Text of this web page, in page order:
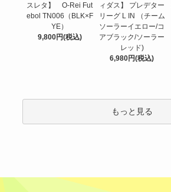
スレタ】 O-Rei Fut
ebol TN006（BLK×F
YE）
9,800円(税込)
ィダス】 プレデター
リーグ L IN （チーム
ソーラーイエロー/コ
アブラック/ソーラー
レッド)
6,980円(税込)
もっと見る